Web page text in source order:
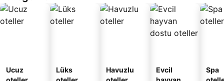
Ucuz
Lüks
Havuzlu
Evcil
Spa